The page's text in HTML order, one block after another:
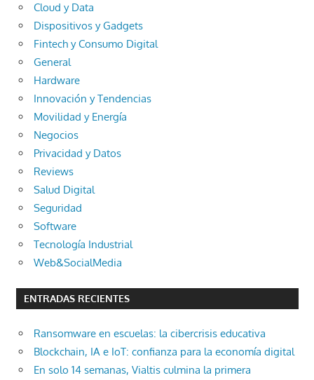
Cloud y Data
Dispositivos y Gadgets
Fintech y Consumo Digital
General
Hardware
Innovación y Tendencias
Movilidad y Energía
Negocios
Privacidad y Datos
Reviews
Salud Digital
Seguridad
Software
Tecnología Industrial
Web&SocialMedia
ENTRADAS RECIENTES
Ransomware en escuelas: la cibercrisis educativa
Blockchain, IA e IoT: confianza para la economía digital
En solo 14 semanas, Vialtis culmina la primera